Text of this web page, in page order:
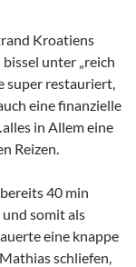
Kroatiens
unter „reich
super restauriert,
eine finanzielle
in Allem eine
Reizen.
40 min
somit als
eine knappe
schliefen,